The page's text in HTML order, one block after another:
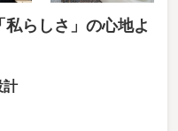
らしさ」の心地よ
計